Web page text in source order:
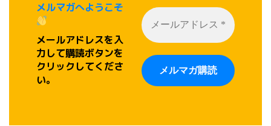
メルマガへようこそ
メールアドレスを入
力して購読ボタンを
クリックしてくださ
い。